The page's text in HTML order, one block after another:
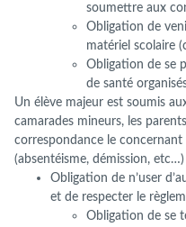
soumettre aux
Obligation de
matériel scolaire
Obligation de se
de santé
Un élève majeur est soumis
camarades mineurs, les
correspondance le
(absentéisme, démission,
Obligation de n’user
et de respecter le
Obligation de se